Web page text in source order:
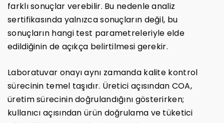
farklı sonuçlar verebilir. Bu nedenle analiz
sertifikasında yalnızca sonuçların değil, bu
sonuçların hangi test parametreleriyle elde
edildiğinin de açıkça belirtilmesi gerekir.
Laboratuvar onayı aynı zamanda kalite kontrol
sürecinin temel taşıdır. Üretici açısından COA,
üretim sürecinin doğrulandığını gösterirken;
kullanıcı açısından ürün doğrulama ve tüketici